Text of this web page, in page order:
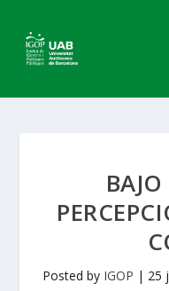
Posted by IGOP | 25